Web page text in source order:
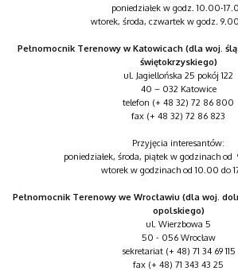
poniedziałek w godz. 10.00-
wtorek, środa, czwartek w godz.
Pełnomocnik Terenowy w Katowicach (dla woj.
świętokrzyskiego)
ul. Jagiellońska 25 pokój 122
40 – 032 Katowice
telefon (+ 48 32) 72 86 800
fax (+ 48 32) 72 86 823
Przyjęcia interesantów:
poniedziałek, środa, piątek w godzinach
wtorek w godzinach od 10.00 do
Pełnomocnik Terenowy we Wrocławiu (dla woj.
opolskiego)
ul. Wierzbowa 5
50 - 056 Wrocław
sekretariat (+ 48) 71 34 69 115
fax (+ 48) 71 343 43 25